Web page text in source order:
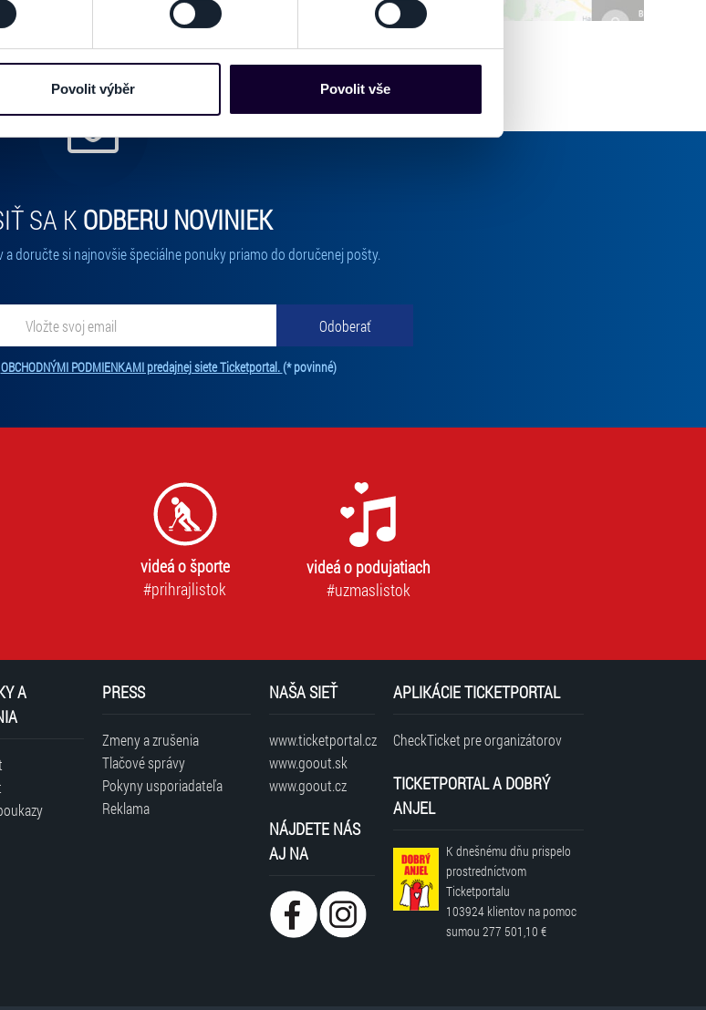
našich webových stránkách. Tyto informace mohou představovat
k analýze návštěvnosti webu nebo k personalizaci obsahu a reklam.
zpracování upravíte zaškrtnutím příslušné varianty. Svoji volbu
Povolit výběr Povolit vše
SA K ODBERU NOVINIEK
doručte si najnovšie špeciálne ponuky priamo do doručenej pošty.
Odoberať
nebude zdieľaná s tretími stranami.
OBCHODNÝMI PODMIENKAMI predajnej siete Ticketportal. (* povinné)Tento súhlas je povinný na odber newslettra. Bez súhlasu nie je možné vás
videá o športe
#prihrajlistok
videá o podujatiach
#uzmaslistok
A
PRESS
Zmeny a zrušenia
Tlačové správy
Pokyny usporiadateľa
Reklama
NAŠA SIEŤ
www.ticketportal.cz
www.goout.sk
www.goout.cz
NÁJDETE NÁS
AJ NA
APLIKÁCIE TICKETPORTAL
CheckTicket pre organizátorov
TICKETPORTAL A DOBRÝ
ANJEL
K dnešnému dňu prispelo
prostredníctvom
Ticketportalu
103924 klientov na pomoc
sumou277 501,10 €